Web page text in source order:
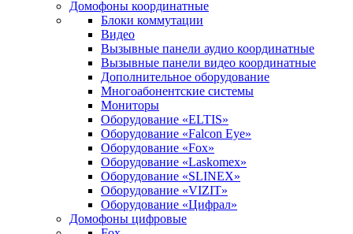
Домофоны координатные
Блоки коммутации
Видео
Вызывные панели аудио координатные
Вызывные панели видео координатные
Дополнительное оборудование
Многоабонентские системы
Мониторы
Оборудование «ELTIS»
Оборудование «Falcon Eye»
Оборудование «Fox»
Оборудование «Laskomex»
Оборудование «SLINEX»
Оборудование «VIZIT»
Оборудование «Цифрал»
Домофоны цифровые